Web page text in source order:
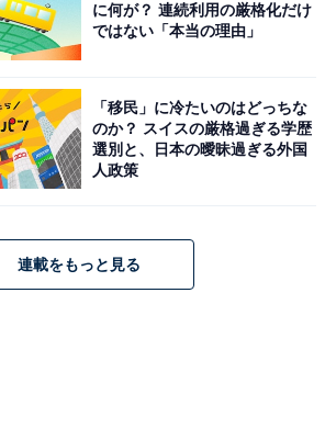
に何が？ 連続利用の厳格化だけ
ではない「本当の理由」
「移民」に冷たいのはどっちな
のか？ スイスの厳格過ぎる学歴
選別と、日本の曖昧過ぎる外国
人政策
連載をもっと見る